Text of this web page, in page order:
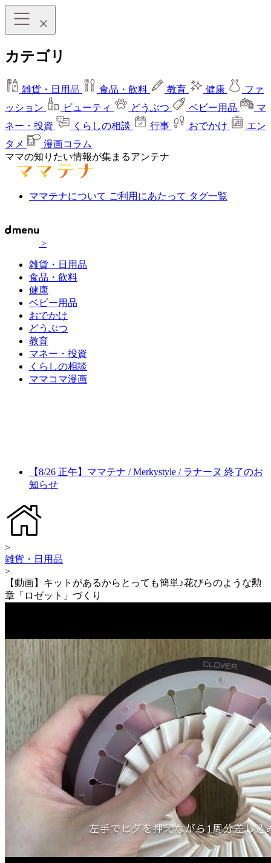
カテゴリ
雑貨・日用品 食品・飲料 教育 健康
ファ
ッション
ビューティ どうぶつ ベビー用品
マ
ネー・投資
くらしの相談 行事 おでかけ
エン
タメ
漫画コラム
ママの知りたい情報が集まるアンテナ
ママテナについて ご利用にあたって タグ一覧
>
雑貨・日用品
食品・飲料
健康
ベビー用品
おでかけ
どうぶつ
教育
マネー・投資
くらしの相談
ママコマ漫画
【8/26 正午】ママテナ / Merkystyle / ラナーヌ 終了のお
知らせ
>
雑貨・日用品
>
【動画】キットがあるからとっても簡単♪花びらのような勲
章「ロゼット」づくり